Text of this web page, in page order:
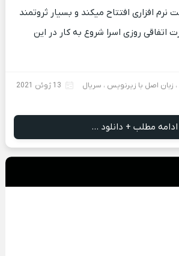
نرم افزاری افتتاح میکند و بسیار ثروتمند
اتفاقی روزی اسرا شروع به کار در این
، زبان اصل با زیرنویس ، سریال
13 ژوئن 2021
ادامه مطلب + دانلود ...